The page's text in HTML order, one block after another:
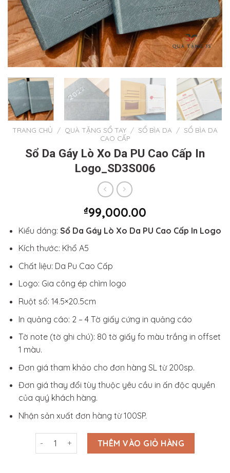
TRANG CHỦ / QUÀ TẶNG SỔ TAY / SỔ BÌA DA / SỔ BÌA DA
CAO CẤP
Sổ Da Gáy Lò Xo Da PU Cao Cấp In
Logo_SD3S006
₫99,000.00
Kiểu dáng: Sổ Da Gáy Lò Xo Da PU Cao Cấp In Logo
Kích thước: Khổ A5
Chất liệu: Da Pu Cao Cấp
Logo: Gia công ép chìm logo
Ruột sổ: 14.5×20.5cm
In quảng cáo: 2 – 4 Tờ giấy cứng in quảng cáo
Tờ note (tờ ghi chú): 80 tờ giấy fo màu trắng in offset
1 màu.
Đơn giá tham khảo cho đơn hàng SL từ 200sp.
Đơn giá thay đổi tùy thuộc yêu cầu in ấn độc quyền
của quý khách hàng.
Nhận sản xuất đơn hàng từ 100SP.
Sổ Da Gáy Lò Xo Da PU Cao Cấp In Logo_SD3S006
THÊM VÀO GIỎ HÀNG